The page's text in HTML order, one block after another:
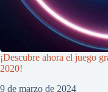
¡Descubre ahora el juego
2020!
9 de marzo de 2024